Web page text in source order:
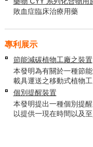
敗血症臨床治療用藥
專利展示
節能減碳植物工廠之裝置
本發明為有關於一種節
載具運送之移動式植物
個別提醒裝置
本發明提出一種個別提
以提供一現在時間以及